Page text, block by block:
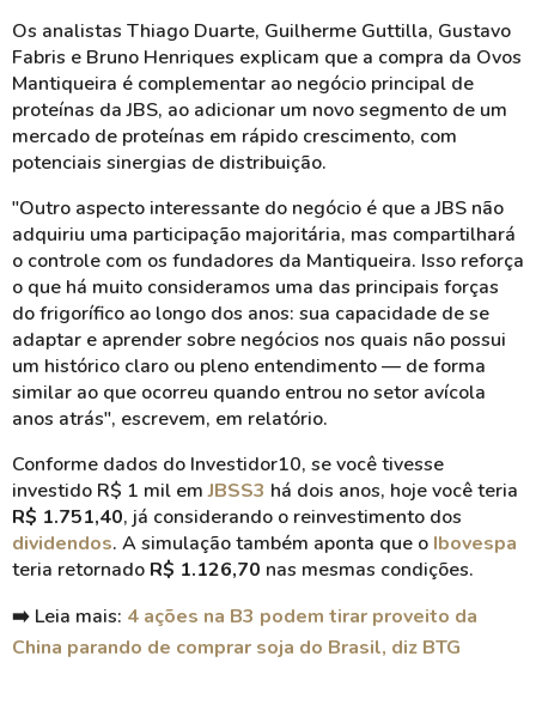
Os analistas Thiago Duarte, Guilherme Guttilla, Gustavo
Fabris e Bruno Henriques explicam que a compra da Ovos
Mantiqueira é complementar ao negócio principal de
proteínas da JBS, ao adicionar um novo segmento de um
mercado de proteínas em rápido crescimento, com
potenciais sinergias de distribuição.
"Outro aspecto interessante do negócio é que a JBS não
adquiriu uma participação majoritária, mas compartilhará
o controle com os fundadores da Mantiqueira. Isso reforça
o que há muito consideramos uma das principais forças
do frigorífico ao longo dos anos: sua capacidade de se
adaptar e aprender sobre negócios nos quais não possui
um histórico claro ou pleno entendimento — de forma
similar ao que ocorreu quando entrou no setor avícola
anos atrás", escrevem, em relatório.
Conforme dados do Investidor10, se você tivesse
investido R$ 1 mil emJBSS3 há dois anos, hoje você teria
R$ 1.751,40, já considerando o reinvestimento dos
dividendos. A simulação também aponta que o Ibovespa
teria retornado R$ 1.126,70 nas mesmas condições.
➡️ Leia mais: 4 ações na B3 podem tirar proveito da
China parando de comprar soja do Brasil, diz BTG